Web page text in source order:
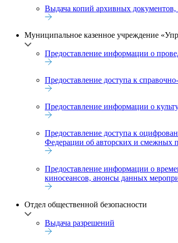
Выдача копий архивных
Муниципальное казенное учреждение
Предоставление информации о
Предоставление доступа к
Предоставление информации о
Предоставление доступа к
Федерации об авторских и смежных
Предоставление информации о
киносеансов, анонсы данных
Отдел общественной безопасности
Выдача разрешений